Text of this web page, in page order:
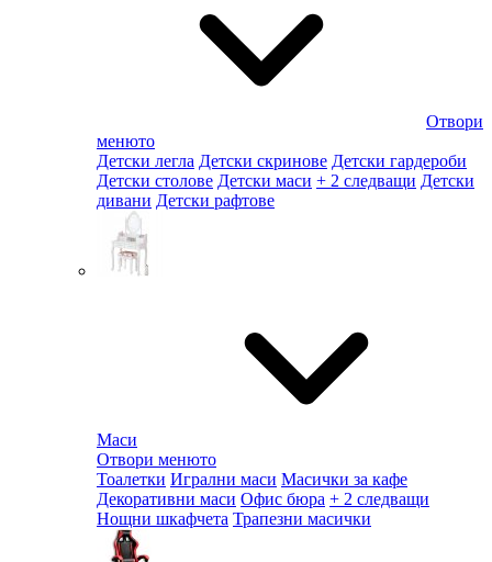
Отвори
менюто
Детски легла Детски скринове Детски гардероби
Детски столове Детски маси + 2 следващи Детски
дивани Детски рафтове
Маси
Отвори менюто
Тоалетки Игрални маси Масички за кафе
Декоративни маси Офис бюра + 2 следващи
Нощни шкафчета Трапезни масички